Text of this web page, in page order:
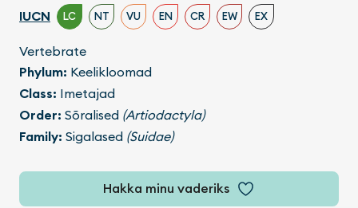
IUCN LC NT VU EN CR EW EX
Vertebrate
Phylum: Keelikloomad
Class: Imetajad
Order: Sõralised (Artiodactyla)
Family: Sigalased (Suidae)
Hakka minu vaderiks